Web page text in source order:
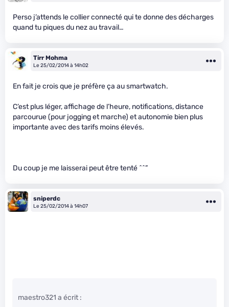
Perso j’attends le collier connecté qui te donne des décharges
quand tu piques du nez au travail…
Tirr Mohma
Le 25/02/2014 à 14h02
En fait je crois que je préfère ça au smartwatch.
C’est plus léger, affichage de l’heure, notifications, distance
parcourue (pour jogging et marche) et autonomie bien plus
importante avec des tarifs moins élevés.
Du coup je me laisserai peut être tenté ^^”
sniperdc
Le 25/02/2014 à 14h07
maestro321 a écrit :